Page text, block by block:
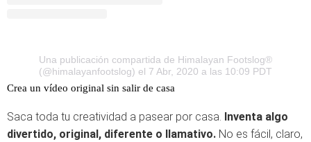
Una publicación compartida de Himalayan Footslog®
(@himalayanfootslog) el 7 Abr, 2020 a las 10:09 PDT
Crea un vídeo original sin salir de casa
Saca toda tu creatividad a pasear por casa. Inventa algo
divertido, original, diferente o llamativo. No es fácil, claro,